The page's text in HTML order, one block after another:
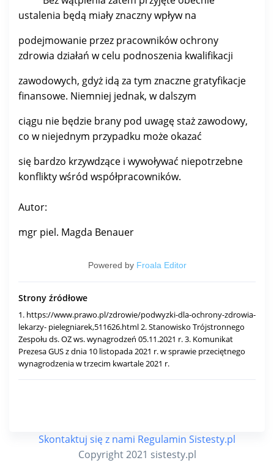
ustalenia będą miały znaczny wpływ na
podejmowanie przez pracowników ochrony
zdrowia działań w celu podnoszenia kwalifikacji
zawodowych, gdyż idą za tym znaczne gratyfikacje
finansowe. Niemniej jednak, w dalszym
ciągu nie będzie brany pod uwagę staż zawodowy,
co w niejednym przypadku może okazać
się bardzo krzywdzące i wywoływać niepotrzebne
konflikty wśród współpracowników.
Autor:
mgr piel. Magda Benauer
Powered by Froala Editor
Strony źródłowe
1. https://www.prawo.pl/zdrowie/podwyzki-dla-ochrony-zdrowia-
lekarzy- pielegniarek,511626.html 2. Stanowisko Trójstronnego
Zespołu ds. OZ ws. wynagrodzeń 05.11.2021 r. 3. Komunikat
Prezesa GUS z dnia 10 listopada 2021 r. w sprawie przeciętnego
wynagrodzenia w trzecim kwartale 2021 r.
Skontaktuj się z nami Regulamin Sistesty.pl
Copyright 2021 sistesty.pl